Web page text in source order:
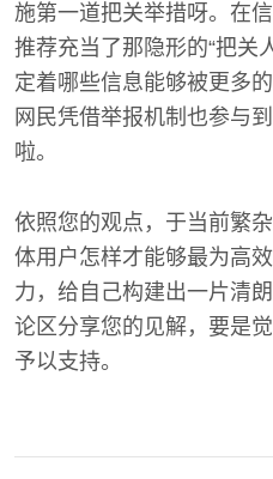
施第一道把关举措呀。在
推荐充当了那隐形的“把关
定着哪些信息能够被更多
网民凭借举报机制也参与
啦。
依照您的观点，于当前繁
体用户怎样才能够最为高
力，给自己构建出一片清
论区分享您的见解，要是
予以支持。